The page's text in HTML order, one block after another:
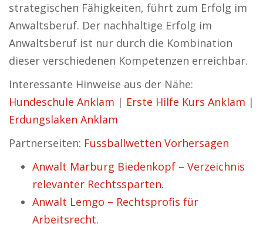
strategischen Fähigkeiten, führt zum Erfolg im
Anwaltsberuf. Der nachhaltige Erfolg im
Anwaltsberuf ist nur durch die Kombination
dieser verschiedenen Kompetenzen erreichbar.
Interessante Hinweise aus der Nähe:
Hundeschule Anklam | Erste Hilfe Kurs Anklam |
Erdungslaken Anklam
Partnerseiten: Fussballwetten Vorhersagen
Anwalt Marburg Biedenkopf – Verzeichnis
relevanter Rechtssparten.
Anwalt Lemgo – Rechtsprofis für
Arbeitsrecht.